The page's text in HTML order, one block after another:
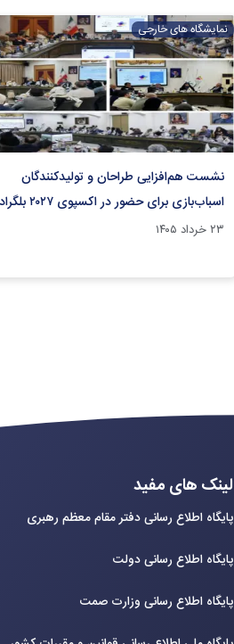
نمایشگاه های خارجی
نشست هم‌افزایی طراحان و تولیدکنندگان
اسباب‌بازی برای حضور در اکسپوی ۲۰۲۷ بلگراد
۲۳ خرداد ۱۴۰۵
لینک های مفید
پایگاه اطلاع رسانی دفتر مقام معظم رهبری
پایگاه اطلاع رسانی دولت
پایگاه اطلاع رسانی وزارت صمت